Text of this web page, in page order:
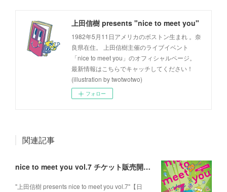
上田信樹 presents "nice to meet you"
1982年5月11日アメリカのボストン生まれ 。奈
良県在住。 上田信樹主催のライブイベント
「nice to meet you」のオフィシャルページ。
最新情報はこちらでキャッチしてください！
(illustration by twotwotwo)
フォロー
関連記事
nice to meet you vol.7 チケット販売開始！
"上田信樹 presents nice to meet you vol.7"【日